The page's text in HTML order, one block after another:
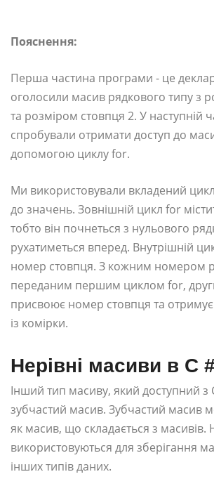
Пояснення:
Перша частина програми - це
оголосили масив рядкового типу з
та розміром стовпця 2. У наступній
спробували отримати доступ до
допомогою циклу for.
Ми використовували вкладений
до значень. Зовнішній цикл for
тобто він почнеться з нульового
рухатиметься вперед. Внутрішній
номер стовпця. З кожним номером
переданим першим циклом for,
присвоює номер стовпця та
із комірки.
Нерівні масиви в C
Інший тип масиву, який доступний з
зубчастий масив. Зубчастий масив
як масив, що складається з масивів.
використовуються для зберігання
інших типів даних.